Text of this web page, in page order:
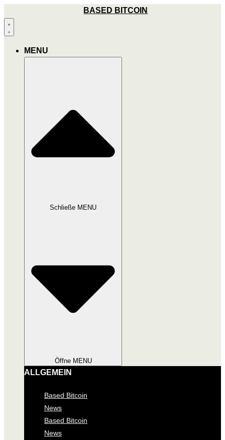
Inhalt
wechseln
BASED BITCOIN
MENU
Schließe MENU
Öffne MENU
ALLGEMEIN
Based Bitcoin
News
Based Bitcoin
News